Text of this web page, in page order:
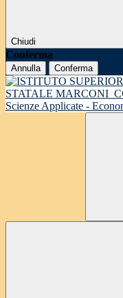
Chiudi
Conferma
Annulla Conferma
STATALE MARCONI
Scienze Applicate -